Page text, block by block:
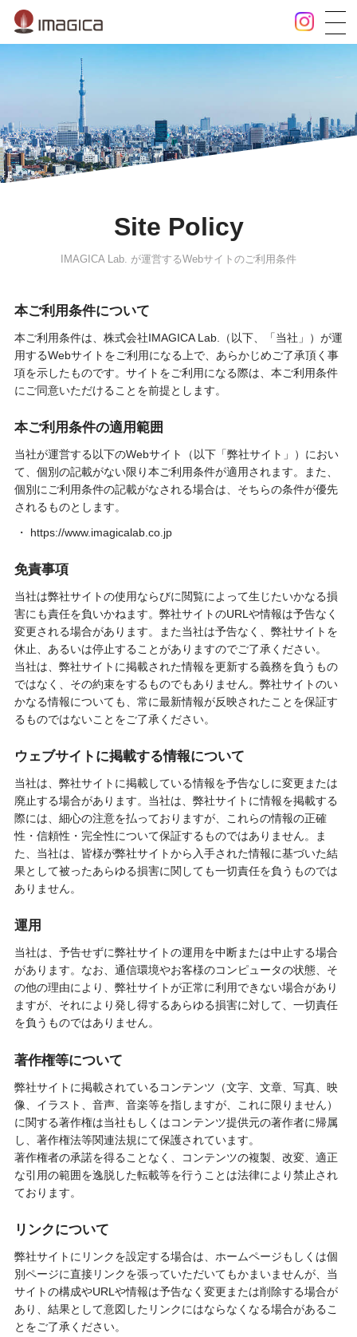
Site Policy
IMAGICA Lab. が運営するWebサイトのご利用条件
本ご利用条件について
本ご利用条件は、株式会社IMAGICA Lab.（以下、「当社」）が運
用するWebサイトをご利用になる上で、あらかじめご了承頂く事
項を示したものです。サイトをご利用になる際は、本ご利用条件
にご同意いただけることを前提とします。
本ご利用条件の適用範囲
当社が運営する以下のWebサイト（以下「弊社サイト」）におい
て、個別の記載がない限り本ご利用条件が適用されます。また、
個別にご利用条件の記載がなされる場合は、そちらの条件が優先
されるものとします。
https://www.imagicalab.co.jp
免責事項
当社は弊社サイトの使用ならびに閲覧によって生じたいかなる損
害にも責任を負いかねます。弊社サイトのURLや情報は予告なく
変更される場合があります。また当社は予告なく、弊社サイトを
休止、あるいは停止することがありますのでご了承ください。
当社は、弊社サイトに掲載された情報を更新する義務を負うもの
ではなく、その約束をするものでもありません。弊社サイトのい
かなる情報についても、常に最新情報が反映されたことを保証す
るものではないことをご了承ください。
ウェブサイトに掲載する情報について
当社は、弊社サイトに掲載している情報を予告なしに変更または
廃止する場合があります。当社は、弊社サイトに情報を掲載する
際には、細心の注意を払っておりますが、これらの情報の正確
性・信頼性・完全性について保証するものではありません。ま
た、当社は、皆様が弊社サイトから入手された情報に基づいた結
果として被ったあらゆる損害に関しても一切責任を負うものでは
ありません。
運用
当社は、予告せずに弊社サイトの運用を中断または中止する場合
があります。なお、通信環境やお客様のコンピュータの状態、そ
の他の理由により、弊社サイトが正常に利用できない場合があり
ますが、それにより発し得するあらゆる損害に対して、一切責任
を負うものではありません。
著作権等について
弊社サイトに掲載されているコンテンツ（文字、文章、写真、映
像、イラスト、音声、音楽等を指しますが、これに限りません）
に関する著作権は当社もしくはコンテンツ提供元の著作者に帰属
し、著作権法等関連法規にて保護されています。
著作権者の承諾を得ることなく、コンテンツの複製、改変、適正
な引用の範囲を逸脱した転載等を行うことは法律により禁止され
ております。
リンクについて
弊社サイトにリンクを設定する場合は、ホームページもしくは個
別ページに直接リンクを張っていただいてもかまいませんが、当
サイトの構成やURLや情報は予告なく変更または削除する場合が
あり、結果として意図したリンクにはならなくなる場合があるこ
とをご了承ください。